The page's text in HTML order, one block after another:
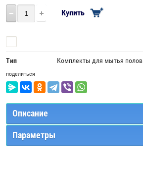
Купить
Тип Комплекты для мытья полов
поделиться
Описание
Параметры